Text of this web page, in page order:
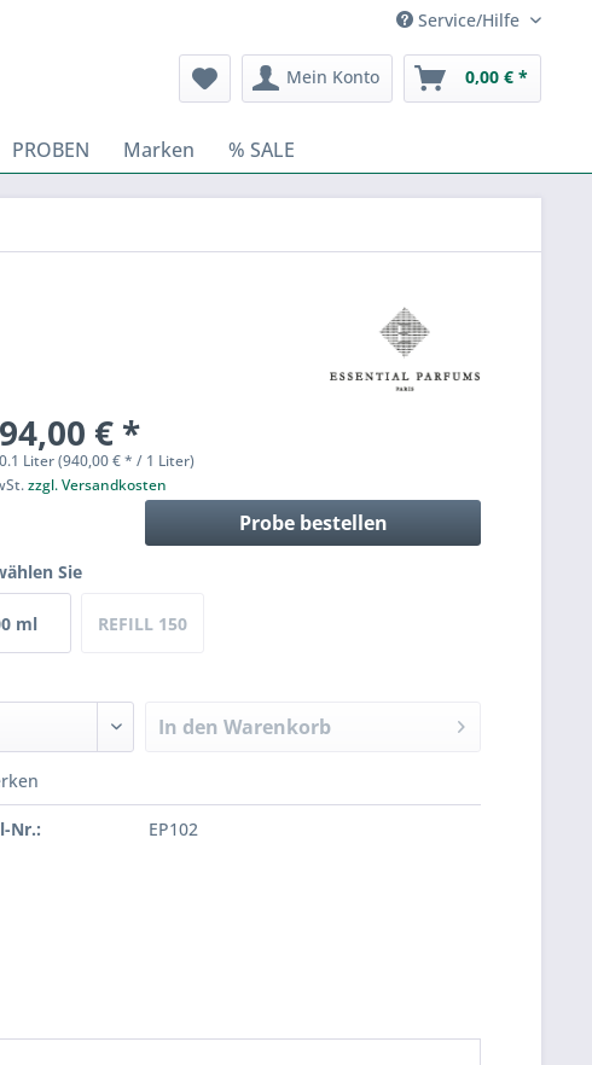
Service/Hilfe
Mein Konto 0,00 € *
PROBEN Marken % SALE
€ *
0.1 Liter (940,00 € * / 1 Liter)
zzgl. Versandkosten
Probe bestellen
Sie
ml REFILL 150
In den Warenkorb
Nr.: EP102